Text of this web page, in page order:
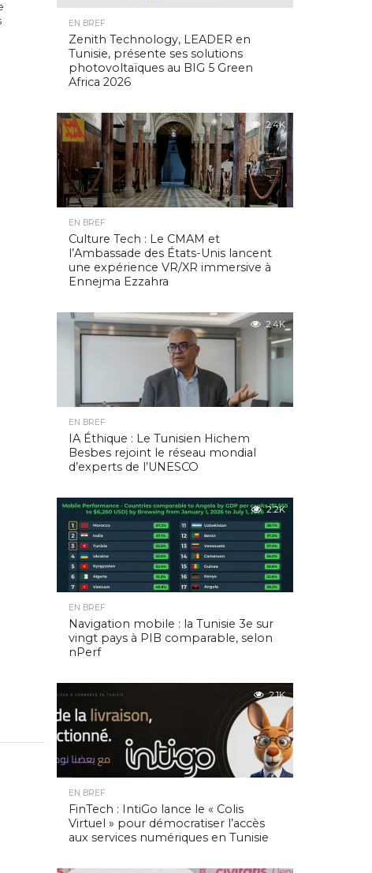
EN BREF
Zenith Technology, LEADER en
Tunisie, présente ses solutions
photovoltaïques au BIG 5 Green
Africa 2026
2.4K
EN BREF
Culture Tech : Le CMAM et
l’Ambassade des États-Unis lancent
une expérience VR/XR immersive à
Ennejma Ezzahra
2.4K
EN BREF
IA Éthique : Le Tunisien Hichem
Besbes rejoint le réseau mondial
d’experts de l’UNESCO
2.2K
EN BREF
Navigation mobile : la Tunisie 3e sur
vingt pays à PIB comparable, selon
nPerf
2.1K
EN BREF
FinTech : IntiGo lance le « Colis
Virtuel » pour démocratiser l’accès
aux services numériques en Tunisie